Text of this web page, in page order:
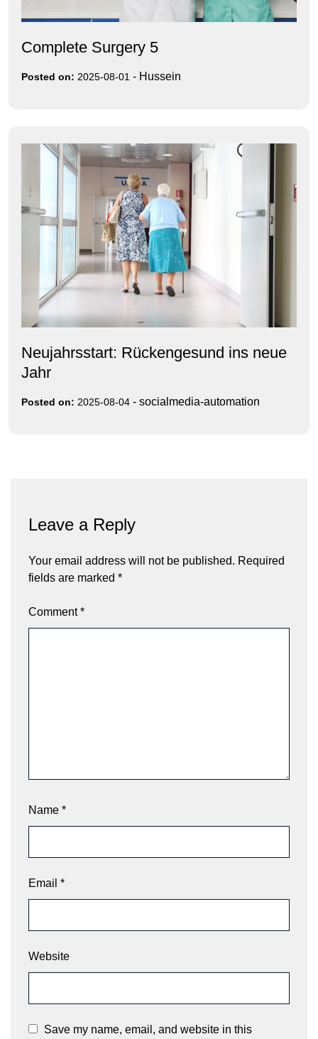
Complete Surgery 5
Posted on: 2025-08-01 - Hussein
Neujahrsstart: Rückengesund ins neue
Jahr
Posted on: 2025-08-04 - socialmedia-automation
Leave a Reply
Your email address will not be published. Required
fields are marked *
Comment*
Name *
Email *
Website
Save my name, email, and website in this